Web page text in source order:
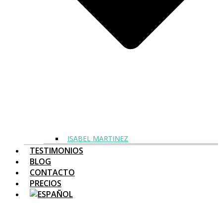
ISABEL MARTINEZ
TESTIMONIOS
BLOG
CONTACTO
PRECIOS